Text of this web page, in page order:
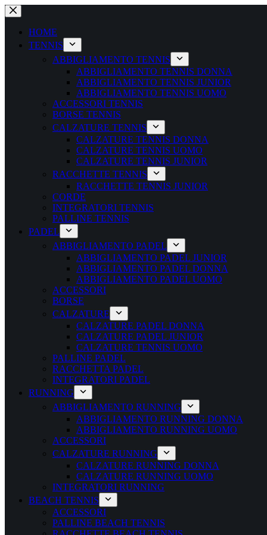
Salta
al
contenutoHOME
TENNIS
ABBIGLIAMENTO TENNIS
ABBIGLIAMENTO TENNIS DONNA
ABBIGLIAMENTO TENNIS JUNIOR
ABBIGLIAMENTO TENNIS UOMO
ACCESSORI TENNIS
BORSE TENNIS
CALZATURE TENNIS
CALZATURE TENNIS DONNA
CALZATURE TENNIS UOMO
CALZATURE TENNIS JUNIOR
RACCHETTE TENNIS
RACCHETTE TENNIS JUNIOR
CORDE
INTEGRATORI TENNIS
PALLINE TENNIS
PADEL
ABBIGLIAMENTO PADEL
ABBIGLIAMENTO PADEL JUNIOR
ABBIGLIAMENTO PADEL DONNA
ABBIGLIAMENTO PADEL UOMO
ACCESSORI
BORSE
CALZATURE
CALZATURE PADEL DONNA
CALZATURE PADEL JUNIOR
CALZATURE TENNIS UOMO
PALLINE PADEL
RACCHETTA PADEL
INTEGRATORI PADEL
RUNNING
ABBIGLIAMENTO RUNNING
ABBIGLIAMENTO RUNNING DONNA
ABBIGLIAMENTO RUNNING UOMO
ACCESSORI
CALZATURE RUNNING
CALZATURE RUNNING DONNA
CALZATURE RUNNING UOMO
INTEGRATORI RUNNING
BEACH TENNIS
ACCESSORI
PALLINE BEACH TENNIS